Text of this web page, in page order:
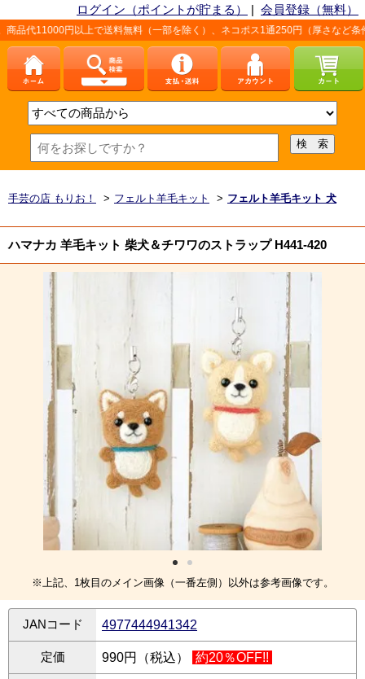
ログイン（ポイントが貯まる） | 会員登録（無料）
で送料無料（一部を除く）、ネコポス1通250円（厚さなど条件あり）。詳しく
手芸の店 もりお！ > フェルト羊毛キット > フェルト羊毛キット 犬
ハマナカ 羊毛キット 柴犬＆チワワのストラップ H441-420
※上記、1枚目のメイン画像（一番左側）以外は参考画像です。
JANコード 4977444941342
定価 990円（税込） 約20％OFF!!